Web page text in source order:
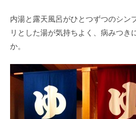
内湯と露天風呂がひとつずつのシン
リとした湯が気持ちよく、病みつき
か。